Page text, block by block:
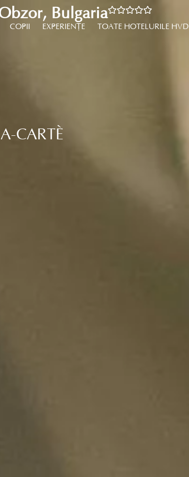
Bulgaria
COPII EXPERIENȚE TOATE HOTELURILE HVD
CARTÈ